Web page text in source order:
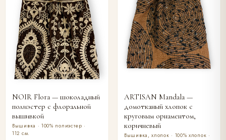
NOIR Flora — шоколадный
полиэстер с флоральной
вышивкой
Вышивка · 100% полиэстер ·
112 см.
ARTISAN Mandala —
домотканый хлопок с
круговым орнаментом,
коричневый
Вышивка, хлопок · 100% хлопок ·